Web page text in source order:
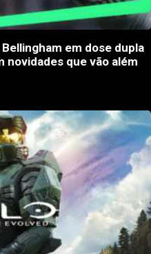
Bellingham em dose dupla
novidades que vão além